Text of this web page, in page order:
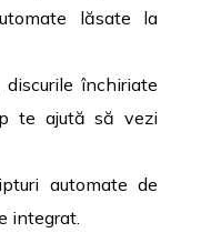
lăsate la
discurile închiriate
te ajută să vezi
automate de
integrat.